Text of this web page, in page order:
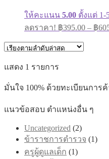
ให้คะแนน 5.00 ตั้งแต่
ลดราคา! ฿395.00 – ฿
แสดง 1 รายการ
มั่นใจ 100% ด้วยทะเบียนการ
แนวข้อสอบ ตำแหน่งอื่น ๆ
Uncategorized (2)
ข้าราชการตำรวจ (1)
ครูผู้ดูแลเด็ก (1)